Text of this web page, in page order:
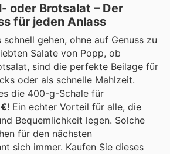
oder Brotsalat – Der
für jeden Anlass
schnell gehen, ohne auf Genuss zu
Salate von Popp, ob
sind die perfekte Beilage für
oder als schnelle Mahlzeit.
die 400-g-Schale für
! Ein echter Vorteil für alle, die
Bequemlichkeit legen. Solche
für den nächsten
sich immer. Kaufen Sie dieses